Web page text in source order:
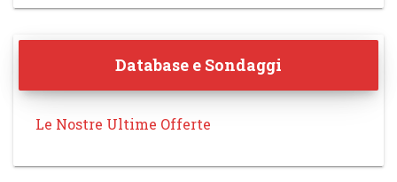
Database e Sondaggi
Le Nostre Ultime Offerte